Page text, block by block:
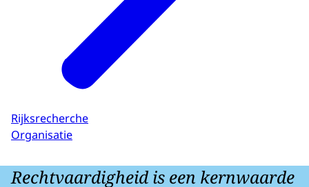
Rijksrecherche
Organisatie
Rechtvaardigheid is een kernwaarde